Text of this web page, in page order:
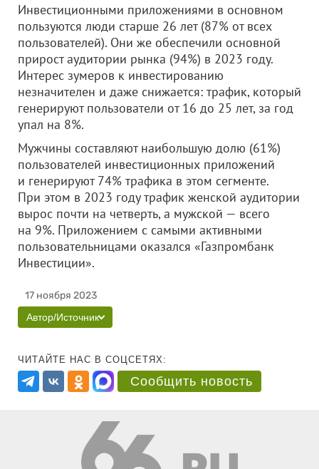
Инвестиционными приложениями в основном
пользуются люди старше 26 лет (87% от всех
пользователей). Они же обеспечили основной
прирост аудитории рынка (94%) в 2023 году.
Интерес зумеров к инвестированию
незначителен и даже снижается: трафик, который
генерируют пользователи от 16 до 25 лет, за год
упал на 8%.
Мужчины составляют наибольшую долю (61%)
пользователей инвестиционных приложений
и генерируют 74% трафика в этом сегменте.
При этом в 2023 году трафик женской аудитории
вырос почти на четверть, а мужской — всего
на 9%. Приложением с самыми активными
пользовательницами оказался «Газпромбанк
Инвестиции».
17 ноября 2023
Автор/Источник
ЧИТАЙТЕ НАС В СОЦСЕТЯХ:
Сообщить новость